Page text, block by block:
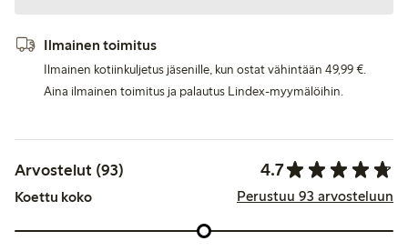
Ilmainen toimitus
Ilmainen kotiinkuljetus jäsenille, kun ostat vähintään 49,99 €.
Aina ilmainen toimitus ja palautus Lindex-myymälöihin.
Arvostelut (93) 4.7
Koettu koko Perustuu 93 arvosteluun